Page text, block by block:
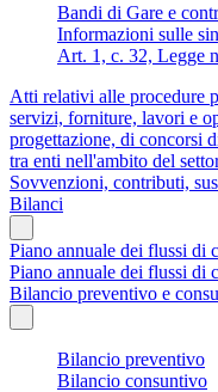
Bandi di Gare e
Informazioni sulle
Art. 1, c. 32, Legge
Atti relativi alle procedure
servizi, forniture, lavori e
progettazione, di concorsi
tra enti nell'ambito del
Sovvenzioni, contributi,
Bilanci
Piano annuale dei flussi di
Piano annuale dei flussi di
Bilancio preventivo e
Bilancio preventivo
Bilancio consuntivo